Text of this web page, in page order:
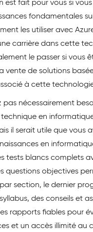
est fait pour vous si
fondamentales
les utiliser avec
carrière dans cette
le passer si vous
vente de solutions
à cette
pas nécessairement
en
il serait utile que vous
en
tests blancs complets
questions objectives
section, le dernier
des conseils et
rapports fiables pour
et un accès illimité au